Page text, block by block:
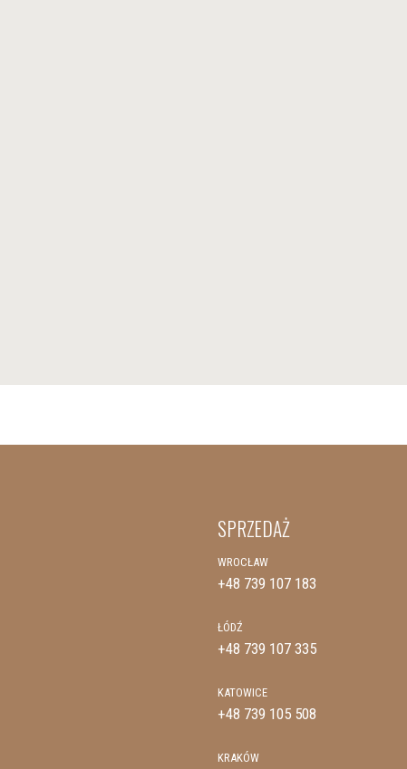
SPRZEDAŻ
WROCŁAW
+48 739 107 183
ŁÓDŹ
+48 739 107 335
KATOWICE
+48 739 105 508
KRAKÓW